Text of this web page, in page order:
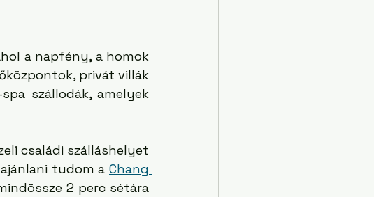
a napfény, a homok
privát villák
szállodák, amelyek
családi szálláshelyet
tudom a Chang
2 perc sétára